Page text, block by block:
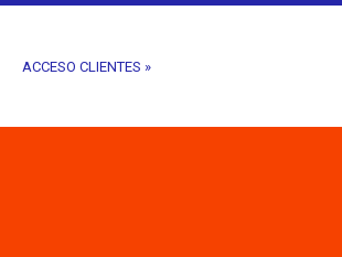
ACCESO CLIENTES »